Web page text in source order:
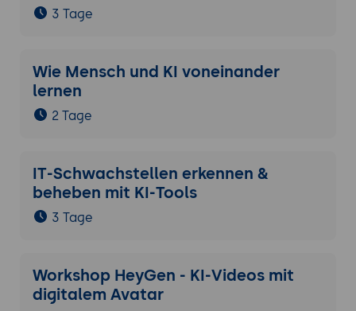
3 Tage
Wie Mensch und KI voneinander
lernen
2 Tage
IT-Schwachstellen erkennen &
beheben mit KI-Tools
3 Tage
Workshop HeyGen - KI-Videos mit
digitalem Avatar